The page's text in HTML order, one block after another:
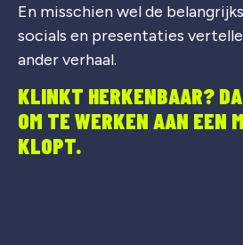
En misschien wel de
socials en presentaties
ander verhaal.
KLINKT HERKENBAAR?
OM TE WERKEN AAN EEN
KLOPT.